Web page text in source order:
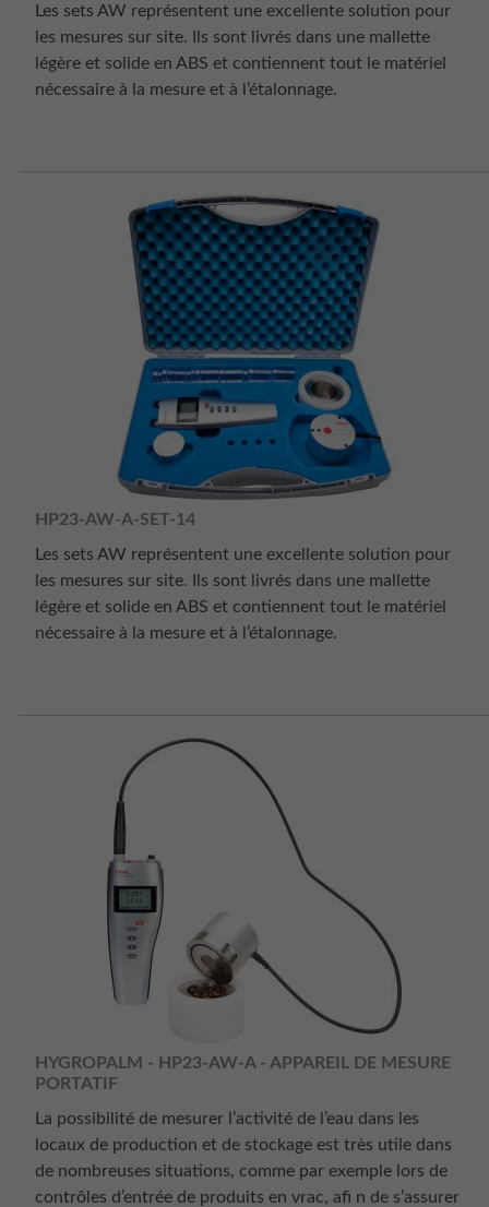
Les sets AW représentent une excellente solution pour
les mesures sur site. Ils sont livrés dans une mallette
légère et solide en ABS et contiennent tout le matériel
nécessaire à la mesure et à l’étalonnage.
HP23-AW-A-SET-14
Les sets AW représentent une excellente solution pour
les mesures sur site. Ils sont livrés dans une mallette
légère et solide en ABS et contiennent tout le matériel
nécessaire à la mesure et à l’étalonnage.
HYGROPALM - HP23-AW-A - APPAREIL DE MESURE
PORTATIF
La possibilité de mesurer l’activité de l’eau dans les
locaux de production et de stockage est très utile dans
de nombreuses situations, comme par exemple lors de
contrôles d’entrée de produits en vrac, afi n de s’assurer